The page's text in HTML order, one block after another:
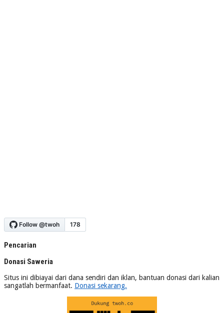
Pencarian
Donasi Saweria
Situs ini dibiayai dari dana sendiri dan iklan, bantuan donasi dari kalian
sangatlah bermanfaat. Donasi sekarang.